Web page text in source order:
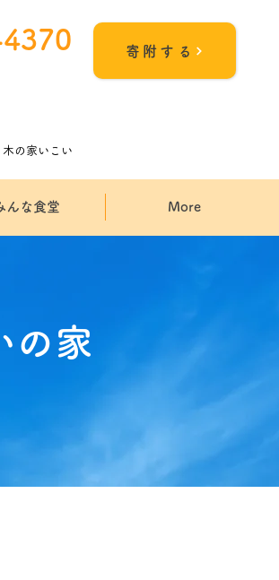
寄附する
木の家いこい
んな食堂 More
の家